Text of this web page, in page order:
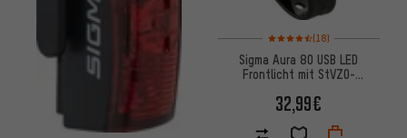
Bewertungen: 4,5 von 5
(18)
Sigma Aura 80 USB LED
Frontlicht mit StVZO-
32,99€